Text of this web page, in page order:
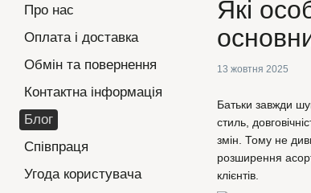
Які
13 жовтня 2025
Батьки завжди
стиль,
змін. Тому не
розширення
клієнтів.
Про нас
Оплата і доставка
Обмін та повернення
Контактна інформація
Блог
Співпраця
Угода користувача